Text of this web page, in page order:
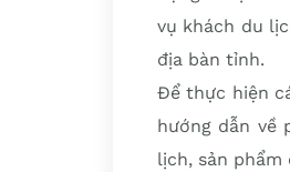
vụ khách du
địa bàn tỉnh.
Để thực hiện
hướng dẫn về
lịch, sản